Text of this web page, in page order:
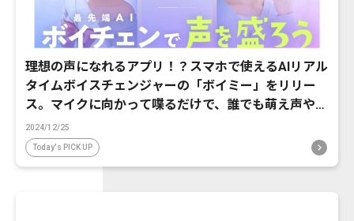
理想の声になれるアプリ！？スマホで使えるAIリアル
タイムボイスチェンジャーの「ボイミー」をリリー
ス。マイクに向かって喋るだけで、誰でも萌え声やイ
ケボ風に音声変換が可能に。
2024/12/25
Today's PICK UP